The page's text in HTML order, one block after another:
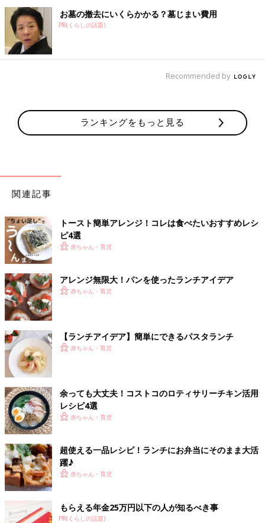
お墓の撤去にいくらかかる？墓じまい費用
PR(くらしの話題)
Recommended by
ランキングをもっと見る
関連記事
トースト簡単アレンジ！コレは食べたいおすすめレシ
ピ4選
赤ちゃん・育児
アレンジ無限大！パンを使ったランチアイデア
赤ちゃん・育児
【ランチアイデア】簡単にできるパスタランチ
赤ちゃん・育児
余っても大丈夫！コストコのロティサリーチキン活用
レシピ4選
赤ちゃん・育児
超使える一品レシピ！ランチにお弁当にそのまま大活
躍♪
赤ちゃん・育児
もらえる年金25万円以下の人が知るべき事
PR(くらしの話題)